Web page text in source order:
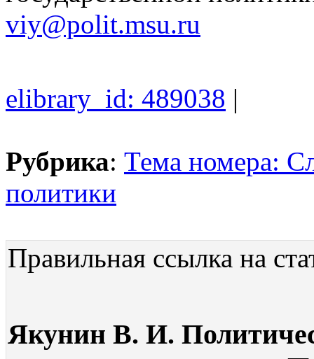
viy@polit.msu.ru
elibrary_id: 489038 |
Рубрика: Тема номера:
политики
Правильная ссылка на
Якунин В. И.